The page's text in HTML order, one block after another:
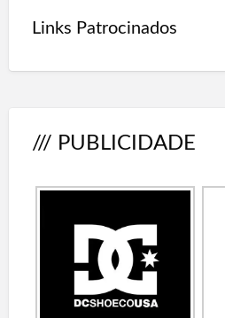
Links Patrocinados
/// PUBLICIDADE